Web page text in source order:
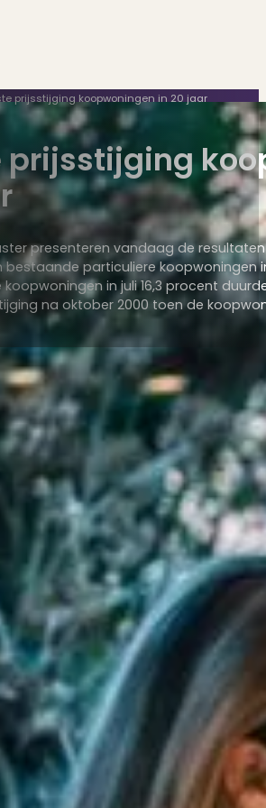
aanbod
woningen..
verkocht
Kijk mee..
huuraanbod..
projecten
te koop..
naar een succesvolle verkoop
wij jouw droomwoning
alle wettelijke eisen
huis discreet..
verkopen
specialistische kennis...
woning via ons netwerk
& Beheer
én beheer op maat
prijsstijging koopwoningen in 20 jaar
prijsstijging
presenteren vandaag de
bestaande particuliere koopwoningen
in juli 16,3 procent
na oktober 2000 toen de
PUUR Makelaars
Het CBS en
naar de
Uit het
eerder. Dat is
waren.
Minder
Het Kadaster